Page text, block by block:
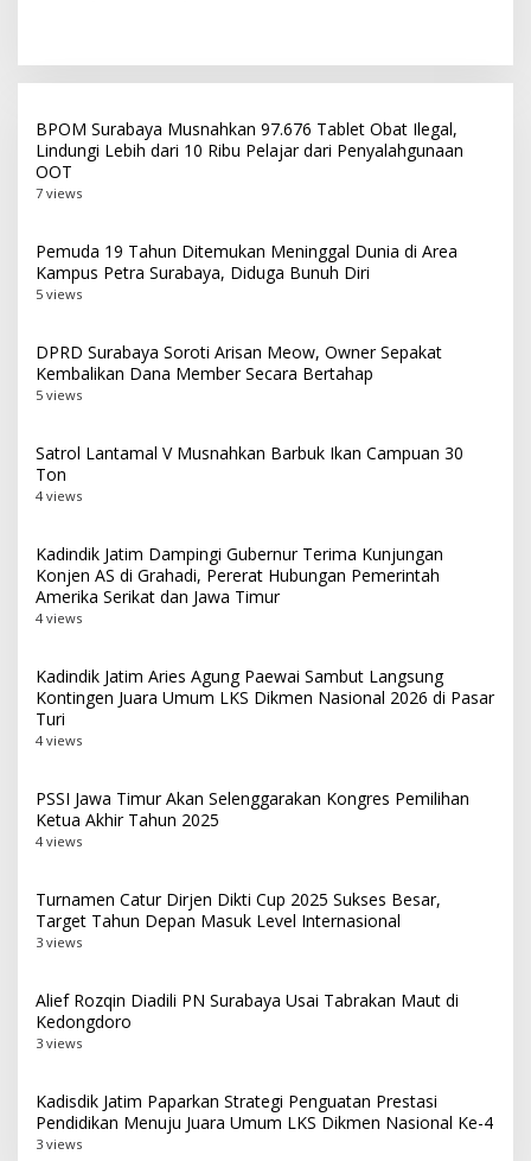
BPOM Surabaya Musnahkan 97.676 Tablet Obat Ilegal,
Lindungi Lebih dari 10 Ribu Pelajar dari Penyalahgunaan
OOT
7 views
Pemuda 19 Tahun Ditemukan Meninggal Dunia di Area
Kampus Petra Surabaya, Diduga Bunuh Diri
5 views
DPRD Surabaya Soroti Arisan Meow, Owner Sepakat
Kembalikan Dana Member Secara Bertahap
5 views
Satrol Lantamal V Musnahkan Barbuk Ikan Campuan 30
Ton
4 views
Kadindik Jatim Dampingi Gubernur Terima Kunjungan
Konjen AS di Grahadi, Pererat Hubungan Pemerintah
Amerika Serikat dan Jawa Timur
4 views
Kadindik Jatim Aries Agung Paewai Sambut Langsung
Kontingen Juara Umum LKS Dikmen Nasional 2026 di Pasar
Turi
4 views
PSSI Jawa Timur Akan Selenggarakan Kongres Pemilihan
Ketua Akhir Tahun 2025
4 views
Turnamen Catur Dirjen Dikti Cup 2025 Sukses Besar,
Target Tahun Depan Masuk Level Internasional
3 views
Alief Rozqin Diadili PN Surabaya Usai Tabrakan Maut di
Kedongdoro
3 views
Kadisdik Jatim Paparkan Strategi Penguatan Prestasi
Pendidikan Menuju Juara Umum LKS Dikmen Nasional Ke-4
3 views